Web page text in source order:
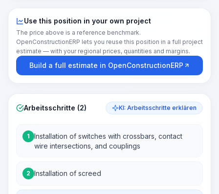
Use this position in your own project
The price above is a reference benchmark.
OpenConstructionERP lets you reuse this position in a full project
estimate — with your regional prices, quantities and margins.
Build a full estimate in OpenConstructionERP
Arbeitsschritte (2) KI: Arbeitsschritte erklären
1
Installation of switches with crossbars, contact
wire intersections, and couplings
2 Installation of screed